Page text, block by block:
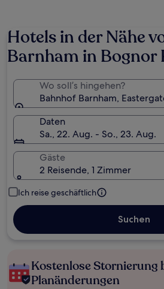
Hotels in der Nähe
Barnham in Bognor
Wo soll’s hingehen?
Bahnhof Barnham,
Daten
Sa., 22. Aug. - So., 23. Aug.
Gäste
2 Reisende, 1 Zimmer
Ich reise geschäftlich
Suchen
Kostenlose Stornierung
Planänderungen